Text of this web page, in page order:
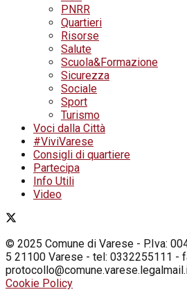
PNRR
Quartieri
Risorse
Salute
Scuola&Formazione
Sicurezza
Sociale
Sport
Turismo
Voci dalla Città
#ViviVarese
Consigli di quartiere
Partecipa
Info Utili
Video
© 2025 Comune di Varese - P.Iva:
5 21100 Varese - tel: 0332255111 -
Cookie Policy